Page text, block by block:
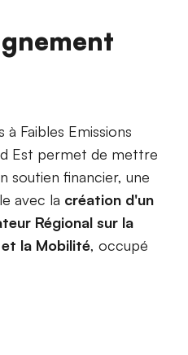
Faibles Emissions
Est permet de mettre
soutien financier, une
avec la création d'un
Régional sur la
la Mobilité, occupé